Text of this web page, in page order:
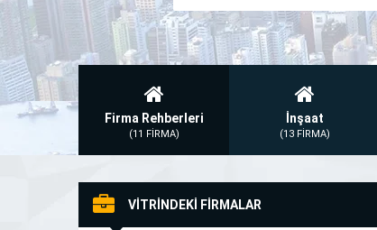
Firma Rehberleri
(11 FİRMA)
İnşaat
(13 FİRMA)
VİTRİNDEKİ FİRMALAR